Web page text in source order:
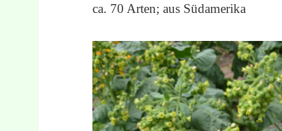
ca. 70 Arten; aus Südamerika